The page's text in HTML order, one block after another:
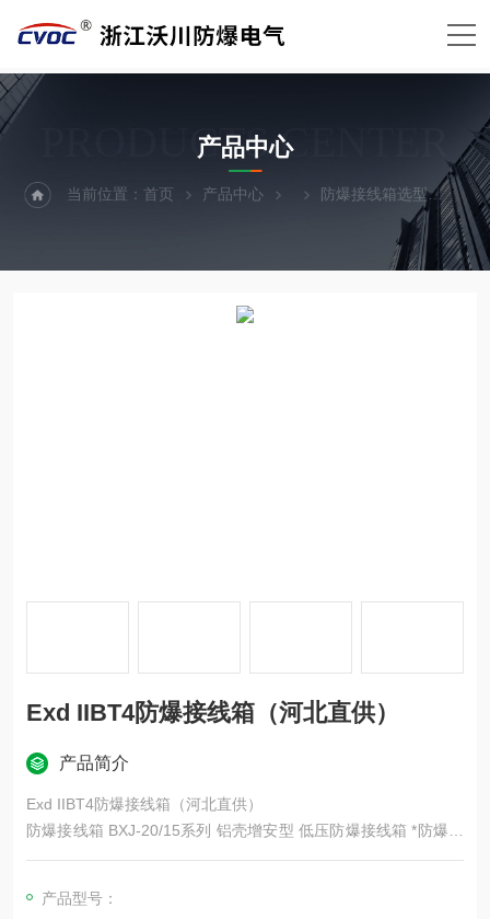
PRODUCTS CENTER
产品中心
当前位置：首页 产品中心 防爆接线箱选型 Exd
Exd IIBT4防爆接线箱（河北直供）
产品简介
Exd IIBT4防爆接线箱（河北直供）
防爆接线箱 BXJ-20/15系列 铝壳增安型 低压防爆接线箱 *防爆接
线箱 BXJ-20/15系列铝壳隔爆型防爆接线箱 大尺寸*注：防爆接
有：增安型，隔爆型，防爆腐。下单需注明：防爆接线箱外形尺
产品型号：